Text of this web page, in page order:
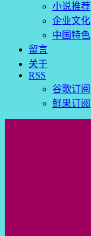
小说推荐
企业文化
中国特色
留言
关于
RSS
谷歌订阅
鲜果订阅